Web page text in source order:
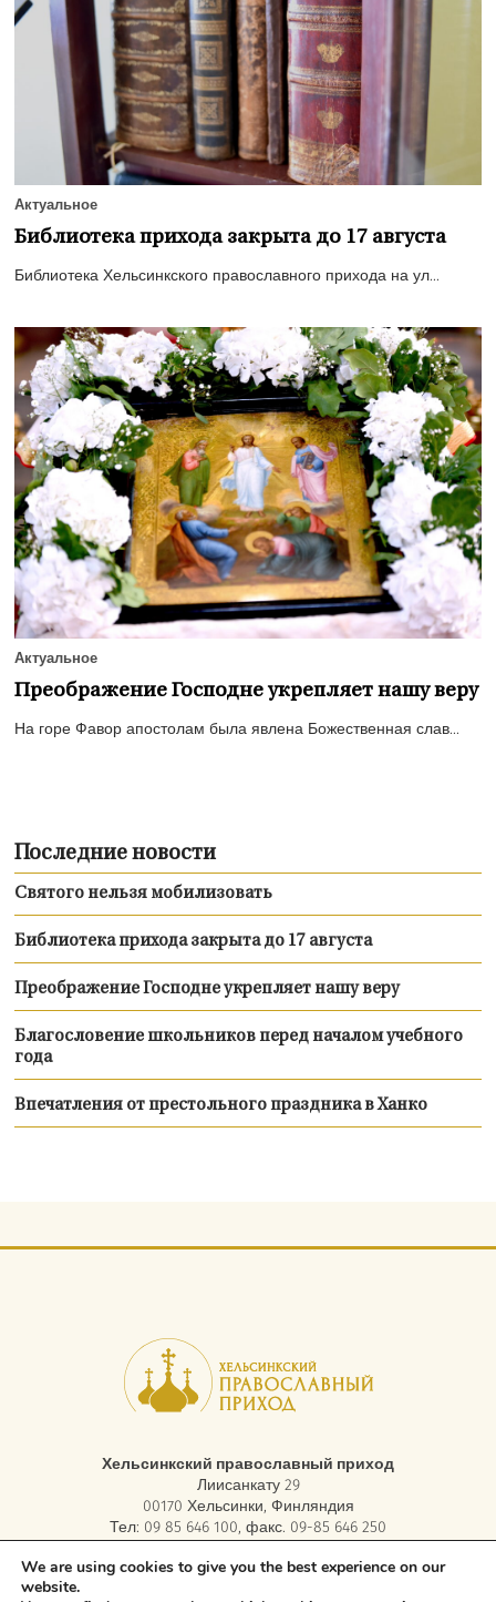
Актуальное
Библиотека прихода закрыта до 17 августа
Библиотека Хельсинкского православного прихода на ул...
Актуальное
Преображение Господне укрепляет нашу веру
На горе Фавор апостолам была явлена Божественная слав...
Последние новости
Святого нельзя мобилизовать
Библиотека прихода закрыта до 17 августа
Преображение Господне укрепляет нашу веру
Благословение школьников перед началом учебного
года
Впечатления от престольного праздника в Ханко
Хельсинкский православный приход
Лиисанкату 29
00170 Хельсинки, Финляндия
Тел: 09 85 646 100, факс. 09-85 646 250
электронная почта:asiakaspalvelu.helsinki@ort.fi
We are using cookies to give you the best experience on our
website.